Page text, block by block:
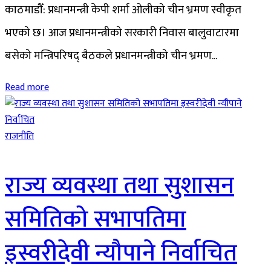
काठमाडौँ: प्रधानमन्त्री केपी शर्मा ओलीको चीन भ्रमण स्वीकृत
भएको छ। आज प्रधानमन्त्रीको सरकारी निवास बालुवाटारमा
बसेको मन्त्रिपरिषद् बैठकले प्रधानमन्त्रीको चीन भ्रमण...
Read more
राजनीति
राज्य व्यवस्था तथा सुशासन
समितिको सभापतिमा
इस्वरीदेवी न्यौपाने निर्वाचित